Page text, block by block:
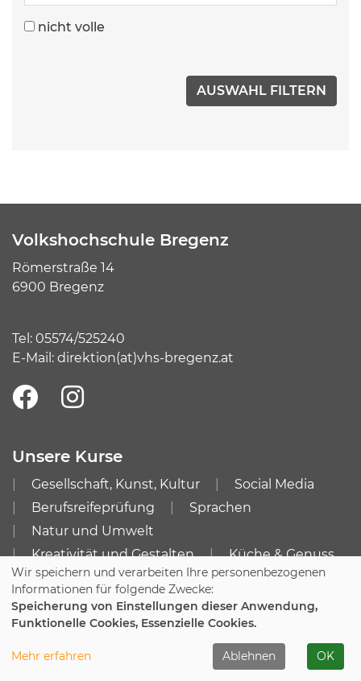
nicht volle
Volkshochschule Bregenz
Römerstraße 14
6900 Bregenz
Tel: 05574/525240
E-Mail: direktion(at)vhs-bregenz.at
Unsere Kurse
Gesellschaft, Kunst, Kultur
Social Media
Berufsreifeprüfung
Sprachen
Natur und Umwelt
Kreativität und Gestalten
Küche & Genuss
Gesundheit & Bewegung
Kurssuche
Info
Wir speichern und verarbeiten Ihre personenbezogenen
Informationen für folgende Zwecke:
Speicherung von Einstellungen dieser Anwendung,
Funktionelle Cookies, Essenzielle Cookies.
Mehr erfahren Ablehnen OK